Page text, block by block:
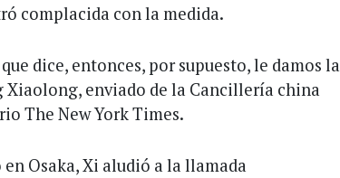
complacida con la medida.
dice, entonces, por supuesto, le damos la
Xiaolong, enviado de la Cancillería china
The New York Times.
Osaka, Xi aludió a la llamada